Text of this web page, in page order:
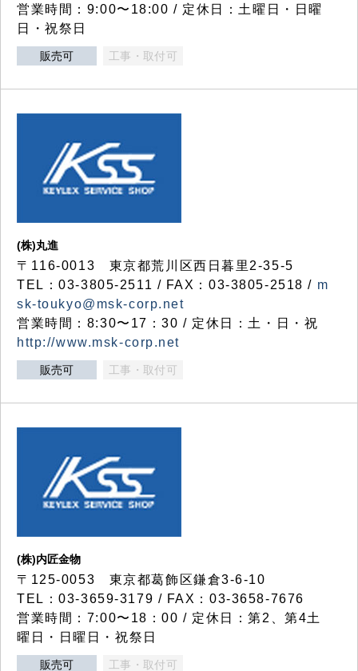
営業時間：9:00〜18:00 / 定休日：土曜日・日曜
日・祝祭日
販売可 工事・取付可
(株)丸進
〒116-0013 東京都荒川区西日暮里2-35-5
TEL：03-3805-2511 / FAX：03-3805-2518 / m
sk-toukyo@msk-corp.net
営業時間：8:30〜17：30 / 定休日：土・日・祝
http://www.msk-corp.net
販売可 工事・取付可
(株)内匠金物
〒125-0053 東京都葛飾区鎌倉3-6-10
TEL：03-3659-3179 / FAX：03-3658-7676
営業時間：7:00〜18：00 / 定休日：第2、第4土
曜日・日曜日・祝祭日
販売可 工事・取付可